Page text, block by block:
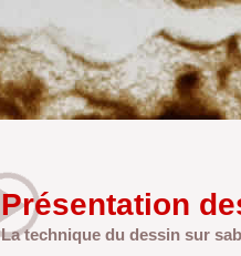
Présentation
La technique du dessin sur